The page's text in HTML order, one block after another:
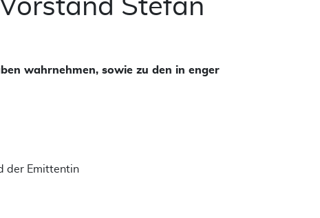
Stefan
wahrnehmen, sowie zu den in enger
der Emittentin